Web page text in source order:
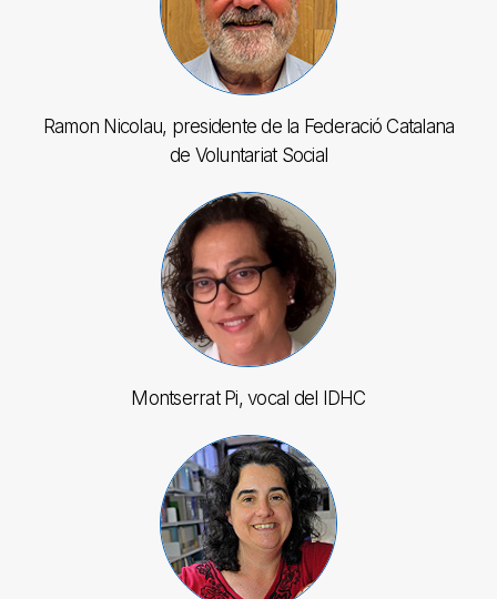
Ramon Nicolau, presidente de la Federació Catalana
de Voluntariat Social
Montserrat Pi, vocal del IDHC